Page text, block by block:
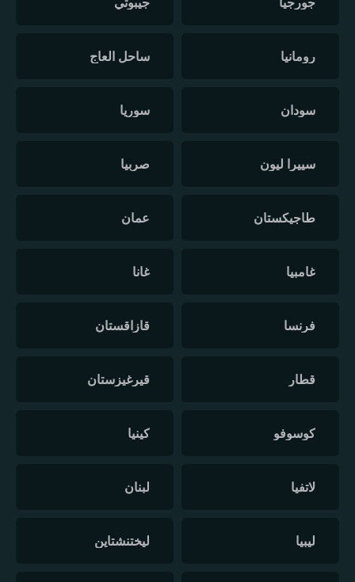
رومانيا ساحل العاج
سودان سوريا
سييرا ليون صربيا
طاجيكستان عمان
غامبيا غانا
فرنسا قازاقستان
قطار قيرغيزستان
كوسوفو كينيا
لاتفيا لبنان
ليبيا ليختنشتاين